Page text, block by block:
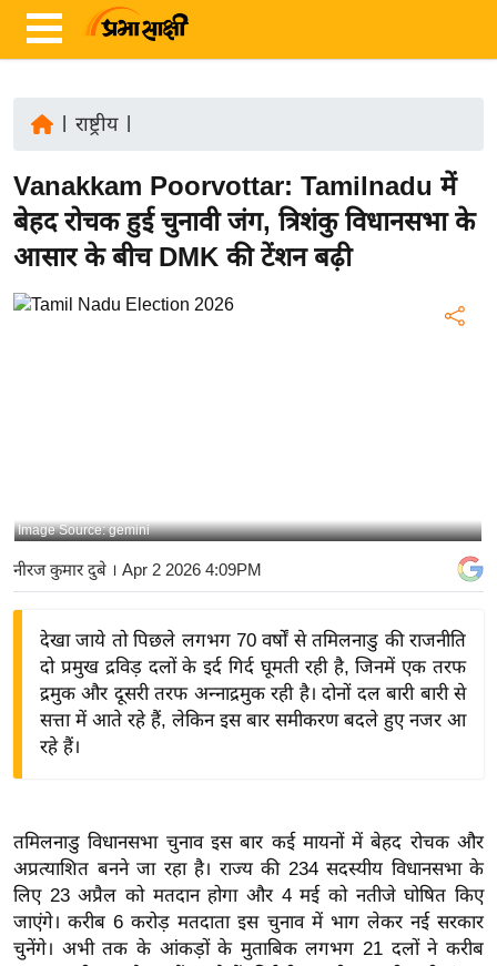
ज़ा
ख
ब
र
रा
य
ज़
द्यो
वि
शे
ष
ज्ञ
राष्ट्रीय|
Vanakkam Poorvottar: Tamilnadu में
बेहद रोचक हुई चुनावी जंग, त्रिशंकु विधानसभा के
आसार के बीच DMK की टेंशन बढ़ी
Image Source: gemini
नीरज कुमार दुबे । Apr 2 2026 4:09PM
देखा जाये तो पिछले लगभग 70 वर्षों से तमिलनाडु की राजनीति
दो प्रमुख द्रविड़ दलों के इर्द गिर्द घूमती रही है, जिनमें एक तरफ
द्रमुक और दूसरी तरफ अन्नाद्रमुक रही है। दोनों दल बारी बारी से
सत्ता में आते रहे हैं, लेकिन इस बार समीकरण बदले हुए नजर आ
रहे हैं।
तमिलनाडु विधानसभा चुनाव इस बार कई मायनों में बेहद रोचक और
अप्रत्याशित बनने जा रहा है। राज्य की 234 सदस्यीय विधानसभा के
लिए 23 अप्रैल को मतदान होगा और 4 मई को नतीजे घोषित किए
जाएंगे। करीब 6 करोड़ मतदाता इस चुनाव में भाग लेकर नई सरकार
चुनेंगे। अभी तक के आंकड़ों के मुताबिक लगभग 21 दलों ने करीब